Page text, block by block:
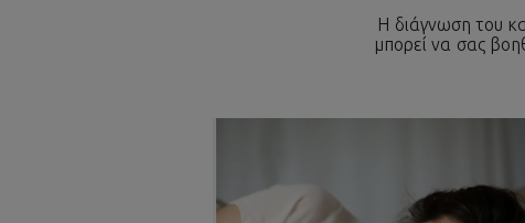
Η διάγνωση του
μπορεί να σας